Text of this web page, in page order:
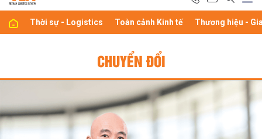
Thời sự - Logistics Toàn cảnh Kinh tế Thương hiệu -
CHUYỂN ĐỔI